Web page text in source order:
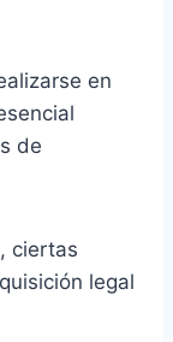
en
de
ciertas
legal